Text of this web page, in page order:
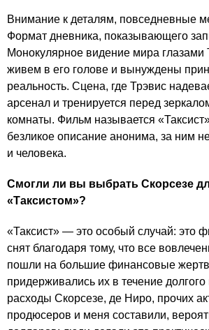
Внимание к деталям, повседневные
Формат дневника, показывающего
Монокулярное видение мира глазами
живем в его голове и вынуждены
реальность. Сцена, где Трэвис
арсенал и тренируется перед
комнаты. Фильм называется
безликое описание анонима, за ним
и человека.
Смогли ли вы выбрать Скорсезе
«Таксистом»?
«Таксист» — это особый случай: это
снят благодаря тому, что все
пошли на большие финансовые
придерживались их в течение
расходы Скорсезе, де Ниро, прочих
продюсеров и меня составили,